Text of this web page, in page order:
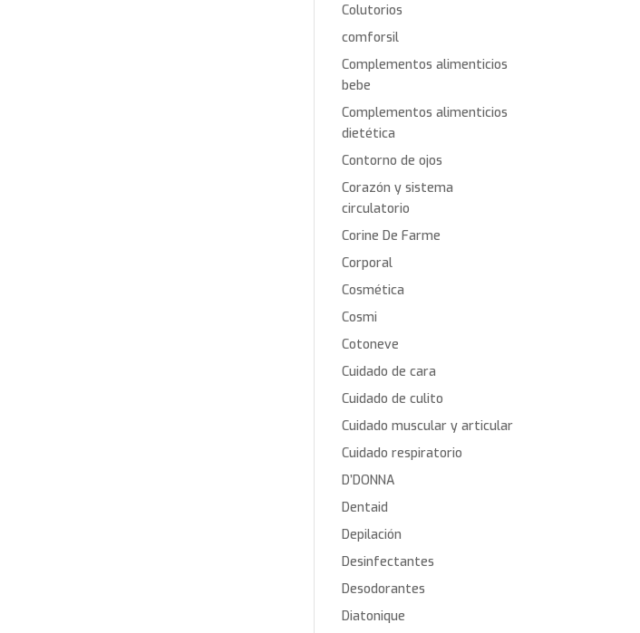
Colutorios
comforsil
Complementos alimenticios
bebe
Complementos alimenticios
dietética
Contorno de ojos
Corazón y sistema
circulatorio
Corine De Farme
Corporal
Cosmética
Cosmi
Cotoneve
Cuidado de cara
Cuidado de culito
Cuidado muscular y articular
Cuidado respiratorio
D’DONNA
Dentaid
Depilación
Desinfectantes
Desodorantes
Diatonique